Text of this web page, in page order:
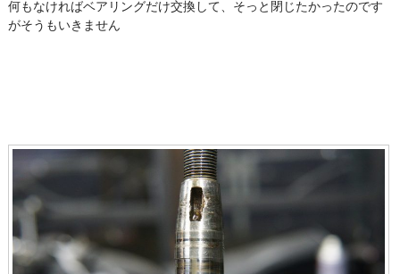
何もなければベアリングだけ交換して、そっと閉じたかったのです
がそうもいきません